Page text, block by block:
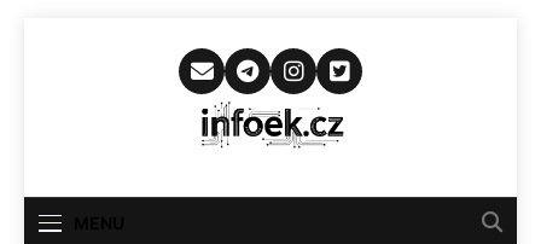
Infoek.cz
Novinkám